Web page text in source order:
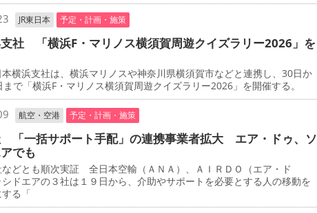
JR東日本 予定・計画・施策
支社 「横浜F・マリノス横須賀周遊クイズラリー2026」を
横浜支社は、横浜マリノスや神奈川県横須賀市などと連携し、30日か
まで「横浜F・マリノス横須賀周遊クイズラリー2026」を開催する。
航空・空港 予定・計画・施策
「一括サポート手配」の連携事業者拡大 エア・ドゥ、ソ
でも
どとも順次実証 全日本空輸（ＡＮＡ）、ＡＩＲＤＯ（エア・ド
シドエアの３社は１９日から、介助やサポートを必要とする人の移動を
る「